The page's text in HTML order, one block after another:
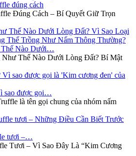
đúng cách
Đúng Cách – Bí Quyết Giữ Trọn
Thế Nào Dưới…
Như Thế Nào Dưới Lòng Đất? Bí Mật
sao được gọi…
là tên gọi chung của nhóm nấm
tươi –…
Tươi – Vì Sao Đây Là “Kim Cương